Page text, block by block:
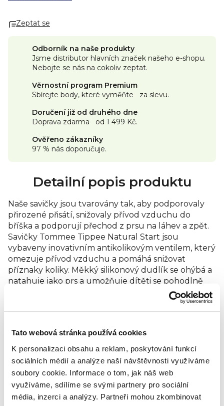
Tato webová stránka používá cookies
K personalizaci obsahu a reklam, poskytování funkcí
sociálních médií a analýze naší návštěvnosti využíváme
soubory cookie. Informace o tom, jak náš web
využíváme, sdílíme se svými partnery pro sociální
média, inzerci a analýzy. Partneři mohou zkombinovat
natahuje jako prs a umožňuje dítěti se pohodlně krmit svým
přizpůsobily růstu a potřebám vašeho dítěte. Všechny
dudlíky Tommee Tippee neobsahují BPA pro větší klid na
Zeptat se
Odborník na naše produkty
Jsme distributor hlavních značek našeho e-shopu.
Nebojte se nás na cokoliv zeptat.
Věrnostní program Premium
Sbírejte body, které vyměňte za slevu.
Doručení již od druhého dne
Doprava zdarma od 1 499 Kč.
Ověřeno zákazníky
97 % nás doporučuje.
Detailní popis produktu
Naše savičky jsou tvarovány tak, aby podporovaly
přirozené přisátí, snižovaly přívod vzduchu do
bříška a podporují přechod z prsu na láhev a zpět.
Savičky Tommee Tippee Natural Start jsou
vybaveny inovativním antikolikovým ventilem, který
omezuje přívod vzduchu a pomáhá snižovat
příznaky koliky. Měkký silikonový dudlík se ohýbá a
natahuje jako prs a umožňuje dítěti se pohodlně
krmit svým vlastním tempem. Savičky Tommee
Tippee Natural Start jsou k dispozici s různou
rychlostí průtoku, aby se přizpůsobily růstu a
Tippee neobsahují BPA pro větší klid na duši.
Hodnocení produktu
Buďte první, kdo napíše příspěvek k této položce.
Pouze registrovaní uživatelé mohou vkládat
hodnocení. Prosímpřihlaste senebo seregistrujte